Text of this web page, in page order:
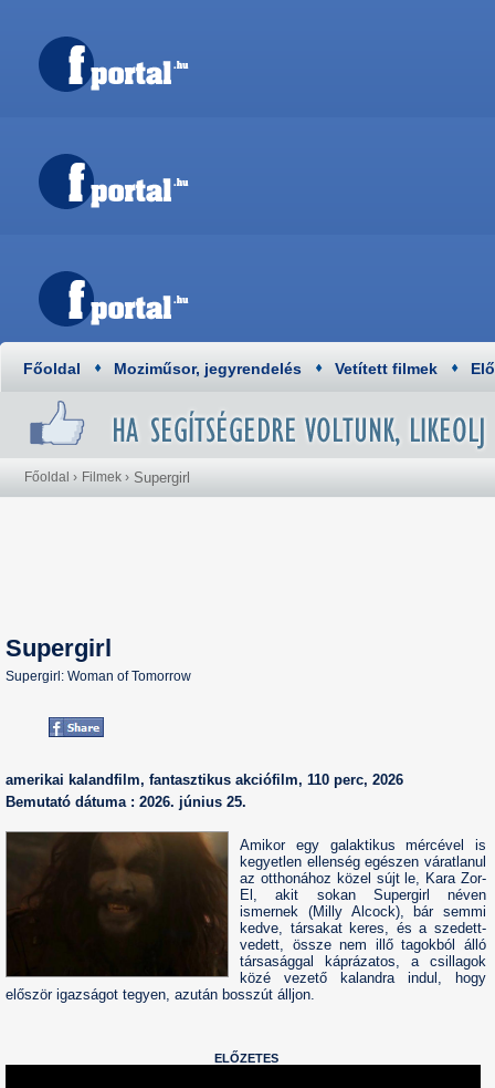
Főoldal Moziműsor, jegyrendelés Vetített filmek
Főoldal › Filmek › Supergirl
Supergirl
Supergirl: Woman of Tomorrow
amerikai kalandfilm, fantasztikus akciófilm, 110 perc, 2026
Bemutató dátuma : 2026. június 25.
Amikor egy galaktikus mércével is
kegyetlen ellenség egészen váratlanul
az otthonához közel sújt le, Kara Zor-
El, akit sokan Supergirl néven
ismernek (Milly Alcock), bár semmi
kedve, társakat keres, és a szedett-
vedett, össze nem illő tagokból álló
társasággal káprázatos, a csillagok
közé vezető kalandra indul, hogy
először igazságot tegyen, azután bosszút álljon.
ELŐZETES